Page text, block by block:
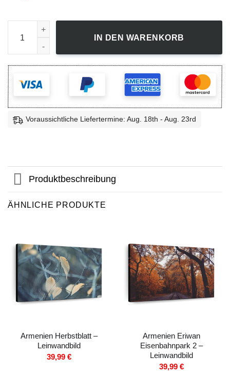
Herbstwald 6 - Leinwandbild Menge
IN DEN WARENKORB
Voraussichtliche Liefertermine: Aug. 18th - Aug. 23rd
Produktbeschreibung
ÄHNLICHE PRODUKTE
Armenien Herbstblatt –
Leinwandbild
39,99 €
Armenien Eriwan
Eisenbahnpark 2 –
Leinwandbild
39,99 €